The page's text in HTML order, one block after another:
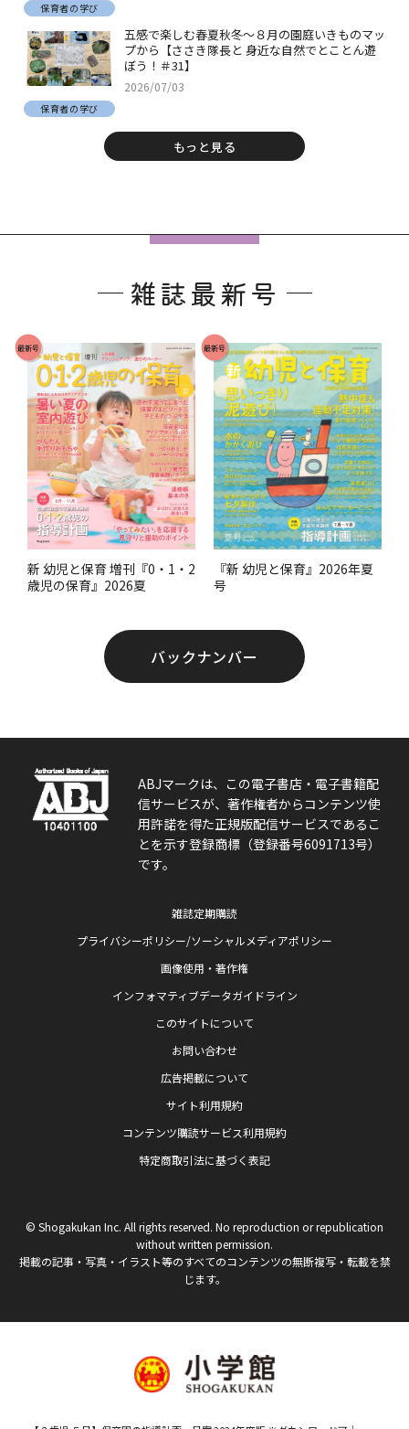
保育者の学び
五感で楽しむ春夏秋冬～８月の園庭いきものマッ
プから【ささき隊長と 身近な自然でとことん遊
ぼう！＃31】
2026/07/03
保育者の学び
もっと見る
雑誌最新号
最新号
新 幼児と保育 増刊『0・1・2
歳児の保育』2026夏
最新号
『新 幼児と保育』2026年夏
号
バックナンバー
ABJマークは、この電子書店・電子書籍配
信サービスが、著作権者からコンテンツ使
用許諾を得た正規版配信サービスであるこ
とを示す登録商標（登録番号6091713号）
です。
雑誌定期購読
プライバシーポリシー/ソーシャルメディアポリシー
画像使用・著作権
インフォマティブデータガイドライン
このサイトについて
お問い合わせ
広告掲載について
サイト利用規約
コンテンツ購読サービス利用規約
特定商取引法に基づく表記
© Shogakukan Inc. All rights reserved. No reproduction or republication
without written permission.
掲載の記事・写真・イラスト等のすべてのコンテンツの無断複写・転載を禁
じます。